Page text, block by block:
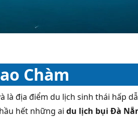
Chàm
địa điểm du lịch sinh thái hấp
hết những ai du lịch bụi Đà